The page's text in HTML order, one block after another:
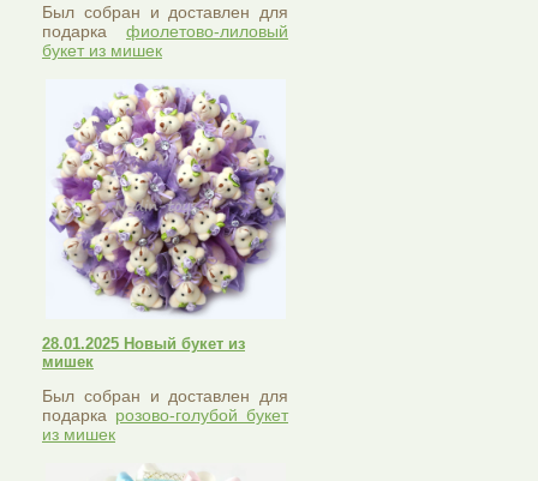
Был собран и доставлен для
подарка фиолетово-лиловый
букет из мишек
28.01.2025 Новый букет из
мишек
Был собран и доставлен для
подарка розово-голубой букет
из мишек